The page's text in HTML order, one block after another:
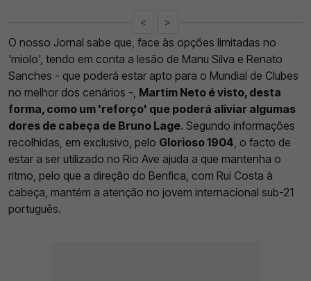
< >
O nosso Jornal sabe que, face às opções limitadas no
'miolo', tendo em conta a lesão de Manu Silva e Renato
Sanches - que poderá estar apto para o Mundial de Clubes
no melhor dos cenários -, Martim Neto é visto, desta
forma, como um 'reforço' que poderá aliviar algumas
dores de cabeça de Bruno Lage. Segundo informações
recolhidas, em exclusivo, pelo Glorioso 1904, o facto de
estar a ser utilizado no Rio Ave ajuda a que mantenha o
ritmo, pelo que a direção do Benfica, com Rui Costa à
cabeça, mantém a atenção no jovem internacional sub-21
português.